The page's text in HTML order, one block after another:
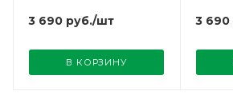
3 690 руб./шт
В КОРЗИНУ
3 690